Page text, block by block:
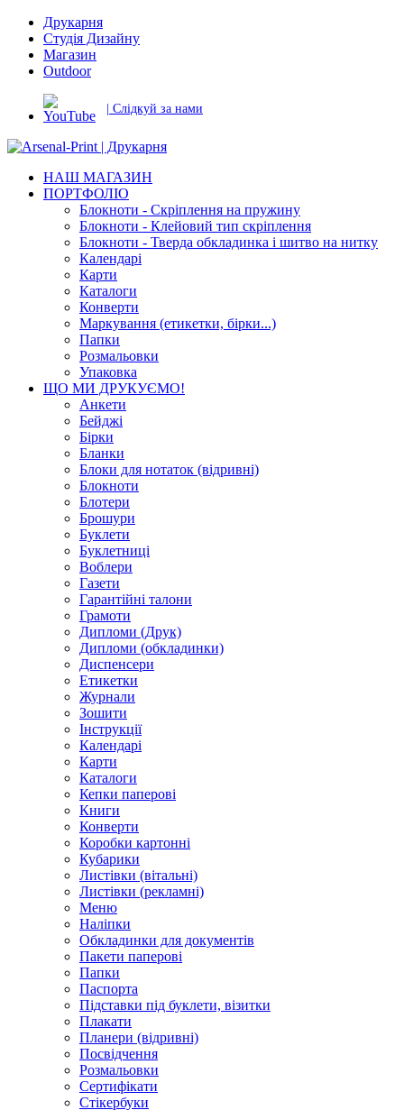
Друкарня
Студія Дизайну
Магазин
Outdoor
| Слідкуй за нами
НАШ МАГАЗИН
ПОРТФОЛІО
Блокноти - Скріплення на пружину
Блокноти - Клейовий тип скріплення
Блокноти - Тверда обкладинка і шитво на нитку
Календарі
Карти
Каталоги
Конверти
Маркування (етикетки, бірки...)
Папки
Розмальовки
Упаковка
ЩО МИ ДРУКУЄМО!
Анкети
Бейджі
Бірки
Бланки
Блоки для нотаток (відривні)
Блокноти
Блотери
Брошури
Буклети
Буклетниці
Воблери
Газети
Гарантійні талони
Грамоти
Дипломи (Друк)
Дипломи (обкладинки)
Диспенсери
Етикетки
Журнали
Зошити
Інструкції
Календарі
Карти
Каталоги
Кепки паперові
Книги
Конверти
Коробки картонні
Кубарики
Листівки (вітальні)
Листівки (рекламні)
Меню
Наліпки
Обкладинки для документів
Пакети паперові
Папки
Паспорта
Підставки під буклети, візитки
Плакати
Планери (відривні)
Посвідчення
Розмальовки
Сертифікати
Стікербуки